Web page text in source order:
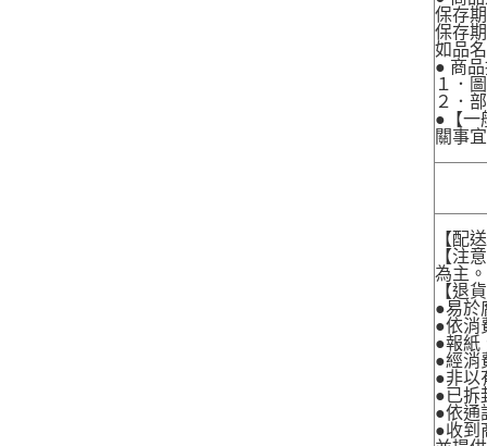
保存
保存
如品
● 商
１．
２．
●【一
關事
【配
【注
為主。
【退
●易於
●依消
●報紙
●經消
●非以
●已拆
●依通
●收到